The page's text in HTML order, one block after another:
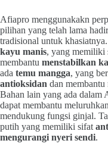
Afiapro menggunakakn
pilihan yang telah lama
tradisional untuk
kayu manis, yang memiliki
membantu menstabilkan
ada temu mangga, yang
antioksidan dan membantu
Bahan lain yang ada dalam
dapat membantu
mendukung fungsi ginjal.
putih yang memiliki sifat
mengurangi nyeri sendi.